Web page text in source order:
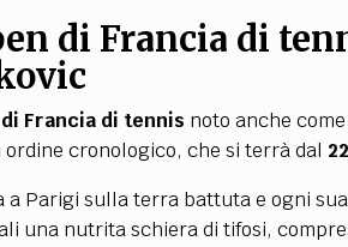
di Francia di
di Francia di tennis noto anche
ordine cronologico, che si terrà dal
a Parigi sulla terra battuta e ogni
una nutrita schiera di tifosi,